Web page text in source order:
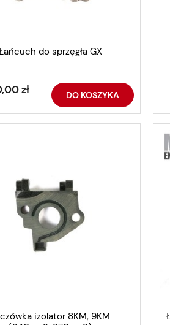
do sprzęgła GX
zł DO KOSZYKA
izolator 8KM, 9KM